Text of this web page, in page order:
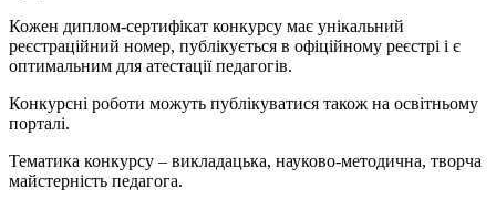
Кожен диплом-сертифікат конкурсу має унікальний
реєстраційний номер, публікується в офіційному реєстрі і є
оптимальним для атестації педагогів.
Конкурсні роботи можуть публікуватися також на освітньому
порталі.
Тематика конкурсу – викладацька, науково-методична, творча
майстерність педагога.